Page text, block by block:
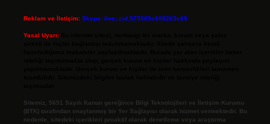
Reklam ve İletişim: Skype: live:.cid.575569c608265c69
Yasal Uyarı:
Sitemiz, 5651 Sayılı Kanun gereğince Bilgi Teknolojileri ve İletişim Kurumu
(BTK) tarafından onaylanmış bir Yer Sağlayıcı olarak hizmet vermektedir. Bu
nedenle, sitedeki içerikleri proaktif olarak denetleme veya araştırma